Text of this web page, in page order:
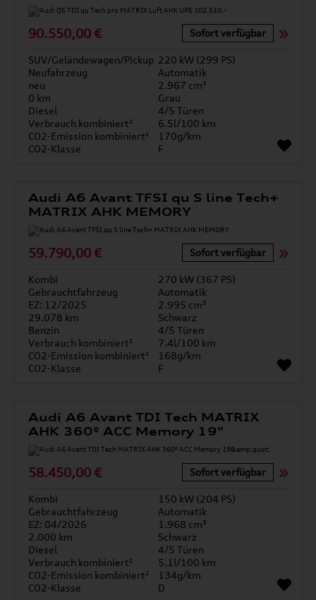
90.550,00 € Sofort verfügbar
SUV/Geländewagen/Pickup 220 kW (299 PS)
Neufahrzeug
Automatik
neu
2.967 cm³
0 km
Grau
Diesel
4/5 Türen
Verbrauch kombiniert¹
6.5l/100 km
CO2-Emission kombiniert¹
170g/km
CO2-Klasse
F
Audi A6 Avant TFSI qu S line Tech+
MATRIX AHK MEMORY
59.790,00 € Sofort verfügbar
Kombi
270 kW (367 PS)
Gebrauchtfahrzeug
Automatik
EZ: 12/2025
2.995 cm³
29.078 km
Schwarz
Benzin
4/5 Türen
Verbrauch kombiniert¹
7.4l/100 km
CO2-Emission kombiniert¹
168g/km
CO2-Klasse
F
Audi A6 Avant TDI Tech MATRIX
AHK 360° ACC Memory 19"
58.450,00 € Sofort verfügbar
Kombi
150 kW (204 PS)
Gebrauchtfahrzeug
Automatik
EZ: 04/2026
1.968 cm³
2.000 km
Schwarz
Diesel
4/5 Türen
Verbrauch kombiniert¹
5.1l/100 km
CO2-Emission kombiniert¹
134g/km
CO2-Klasse
D